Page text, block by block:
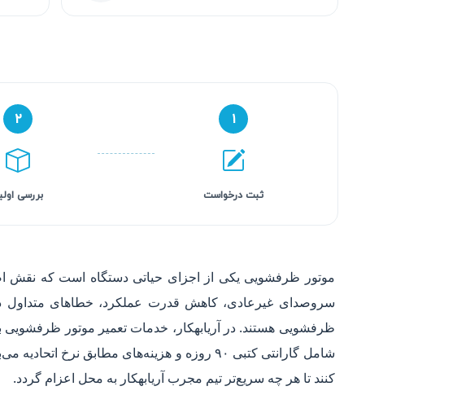
۱
ثبت درخواست
۲
بررسی
موتور ظرفشویی یکی از اجزای حیاتی دستگاه است که نقش
سروصدای غیرعادی، کاهش قدرت عملکرد، خطاهای متداول
ظرفشویی هستند. در آریابهکار، خدمات تعمیر موتور
شامل گارانتی کتبی ۹۰ روزه و هزینه‌های
کنند تا هر چه سریع‌تر تیم مجرب آریابهکار به محل اعزام گردد.